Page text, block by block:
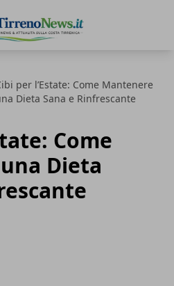
per l’Estate: Come Mantenere
Dieta Sana e Rinfrescante
Come
Dieta